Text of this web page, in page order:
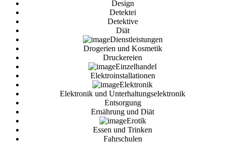
Design
Detektei
Detektive
Diät
Dienstleistungen
Drogerien und Kosmetik
Druckereien
Einzelhandel
Elektroinstallationen
Elektronik
Elektronik und Unterhaltungselektronik
Entsorgung
Ernährung und Diät
Erotik
Essen und Trinken
Fahrschulen